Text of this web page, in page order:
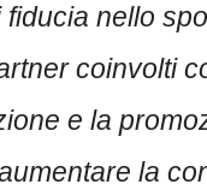
nello
coinvolti
e la
la